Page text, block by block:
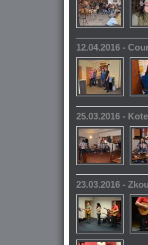
12.04.2016 -
25.03.2016 -
23.03.2016 -